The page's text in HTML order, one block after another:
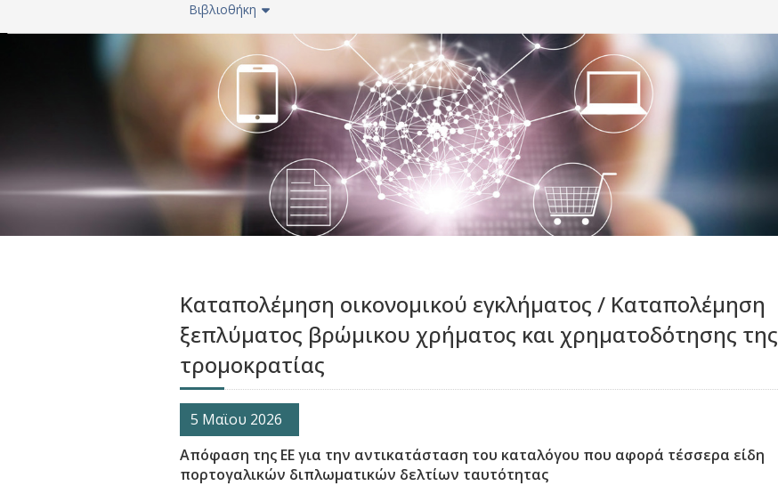
Βιβλιοθήκη
Καταπολέμηση οικονομικού εγκλήματος / Καταπολέμηση
ξεπλύματος βρώμικου χρήματος και χρηματοδότησης της
τρομοκρατίας
5 Μαϊου 2026
Απόφαση της ΕΕ για την αντικατάσταση του καταλόγου που αφορά τέσσερα είδη
πορτογαλικών διπλωματικών δελτίων ταυτότητας